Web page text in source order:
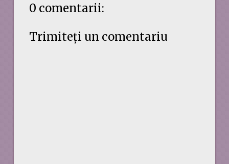
0 comentarii:
Trimiteți un comentariu